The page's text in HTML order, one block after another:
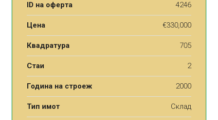
ID на оферта 4246
Цена €330,000
Квадратура 705
Стаи 2
Година на строеж 2000
Тип имот Склад